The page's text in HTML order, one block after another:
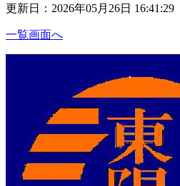
更新日：2026年05月26日 16:41:29
一覧画面へ